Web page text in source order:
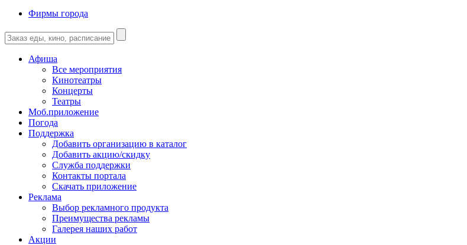
Фирмы города
Афиша
Все мероприятия
Кинотеатры
Концерты
Театры
Моб.приложение
Погода
Поддержка
Добавить организацию в каталог
Добавить акцию/скидку
Служба поддержки
Контакты портала
Скачать приложение
Реклама
Выбор рекламного продукта
Преимущества рекламы
Галерея наших работ
Акции